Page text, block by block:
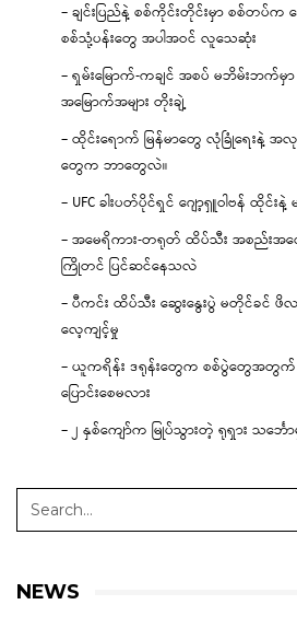
– ချင်းပြည်နဲ့ စစ်ကိုင်းတိုင်းမှာ စစ်တပ်က
စစ်သုံ့ပန်းတွေ အပါအဝင် လူသေဆုံး
– ရှမ်းမြောက်-ကချင် အစပ် မဘိမ်းဘက်
အမြောက်အများ တိုးချဲ့
– ထိုင်းရောက် မြန်မာတွေ လုံခြုံရေး
တွေက ဘာတွေလဲ။
– UFC ခါးပတ်ပိုင်ရှင် ဂျော့ရှူဝါဗန် ထိုင်
– အမေရိကား-တရုတ် ထိပ်သီး အစည်းအဝ
ကြိုတင် ပြင်ဆင်နေသလဲ
– ပီကင်း ထိပ်သီး ဆွေးနွေးပွဲ မတိုင်ခင်
လေ့ကျင့်မှု
– ယူကရိန်း ဒရုန်းတွေက စစ်ပွဲတွေအတွ
ပြောင်းစေမလား
– ၂ နှစ်ကျော်က မြုပ်သွားတဲ့ ရုရှား သင်္ဘ
NEWS